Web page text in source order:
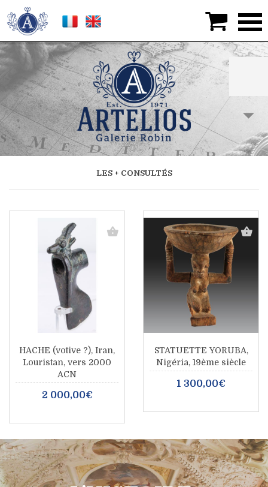
LES + CONSULTÉS
HACHE (votive ?), Iran,
Louristan, vers 2000
ACN
2 000,00€
STATUETTE YORUBA,
Nigéria, 19ème siècle
1 300,00€
